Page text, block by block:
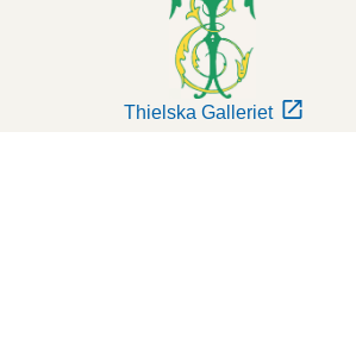
Thielska Galleriet